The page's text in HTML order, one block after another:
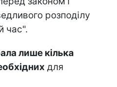
розподілу
час".
лише кілька
для